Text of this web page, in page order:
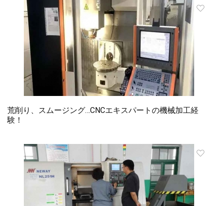
荒削り、スムージング…CNCエキスパートの機械加工経
験！